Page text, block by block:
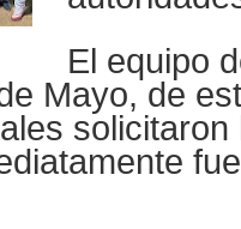
El equipo
Mayo, de
solicitaron